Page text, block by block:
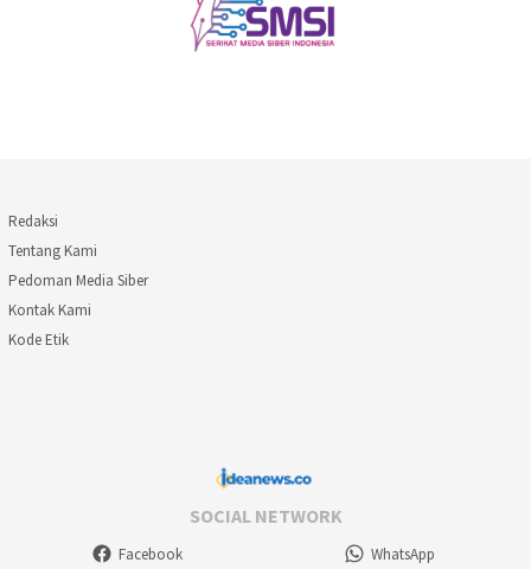
Redaksi
Tentang Kami
Pedoman Media Siber
Kontak Kami
Kode Etik
SOCIAL NETWORK
Facebook WhatsApp